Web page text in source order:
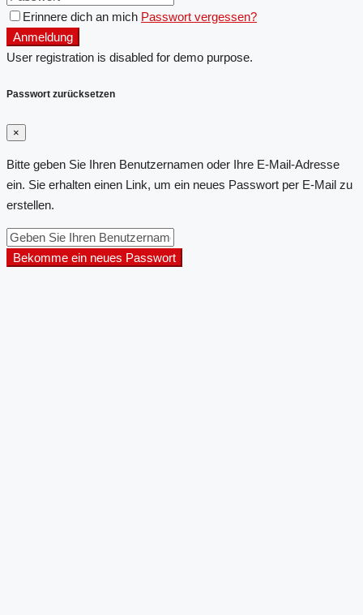
Erinnere dich an mich Passwort vergessen?
Anmeldung
User registration is disabled for demo purpose.
Passwort zurücksetzen
×
Bitte geben Sie Ihren Benutzernamen oder Ihre E-Mail-Adresse
ein. Sie erhalten einen Link, um ein neues Passwort per E-Mail zu
erstellen.
Bekomme ein neues Passwort